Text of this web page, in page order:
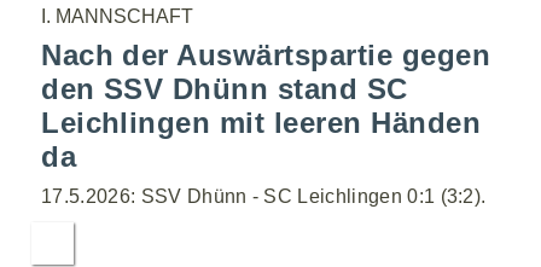
I. MANNSCHAFT
Nach der Auswärtspartie gegen
den SSV Dhünn stand SC
Leichlingen mit leeren Händen
da
17.5.2026: SSV Dhünn - SC Leichlingen 0:1 (3:2).